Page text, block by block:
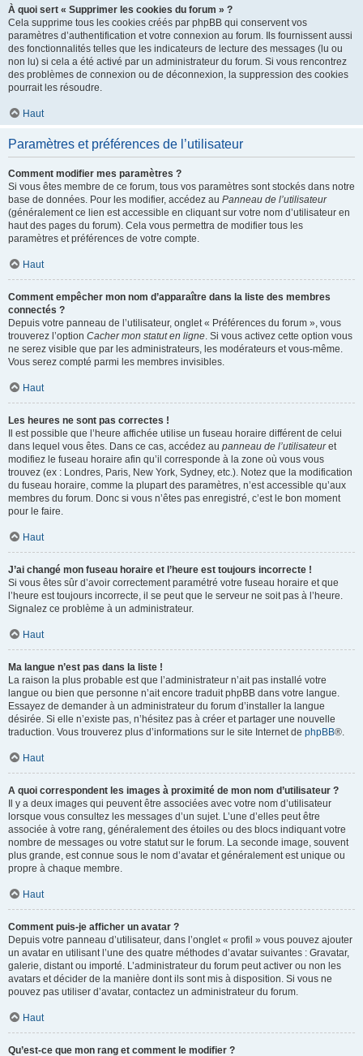
À quoi sert « Supprimer les cookies du forum » ?
Cela supprime tous les cookies créés par phpBB qui conservent vos
paramètres d’authentification et votre connexion au forum. Ils fournissent aussi
des fonctionnalités telles que les indicateurs de lecture des messages (lu ou
non lu) si cela a été activé par un administrateur du forum. Si vous rencontrez
des problèmes de connexion ou de déconnexion, la suppression des cookies
pourrait les résoudre.
Haut
Paramètres et préférences de l’utilisateur
Comment modifier mes paramètres ?
Si vous êtes membre de ce forum, tous vos paramètres sont stockés dans notre
base de données. Pour les modifier, accédez au Panneau de l’utilisateur
(généralement ce lien est accessible en cliquant sur votre nom d’utilisateur en
haut des pages du forum). Cela vous permettra de modifier tous les
paramètres et préférences de votre compte.
Haut
Comment empêcher mon nom d’apparaître dans la liste des membres
connectés ?
Depuis votre panneau de l’utilisateur, onglet « Préférences du forum », vous
trouverez l’option Cacher mon statut en ligne. Si vous activez cette option vous
ne serez visible que par les administrateurs, les modérateurs et vous-même.
Vous serez compté parmi les membres invisibles.
Haut
Les heures ne sont pas correctes !
Il est possible que l’heure affichée utilise un fuseau horaire différent de celui
dans lequel vous êtes. Dans ce cas, accédez au panneau de l’utilisateuret
modifiez le fuseau horaire afin qu’il corresponde à la zone où vous vous
trouvez (ex : Londres, Paris, New York, Sydney, etc.). Notez que la modification
du fuseau horaire, comme la plupart des paramètres, n’est accessible qu’aux
membres du forum. Donc si vous n’êtes pas enregistré, c’est le bon moment
pour le faire.
Haut
J’ai changé mon fuseau horaire et l’heure est toujours incorrecte !
Si vous êtes sûr d’avoir correctement paramétré votre fuseau horaire et que
l’heure est toujours incorrecte, il se peut que le serveur ne soit pas à l’heure.
Signalez ce problème à un administrateur.
Haut
Ma langue n’est pas dans la liste !
La raison la plus probable est que l’administrateur n’ait pas installé votre
langue ou bien que personne n’ait encore traduit phpBB dans votre langue.
Essayez de demander à un administrateur du forum d’installer la langue
désirée. Si elle n’existe pas, n’hésitez pas à créer et partager une nouvelle
traduction. Vous trouverez plus d’informations sur le site Internet de phpBB®.
Haut
A quoi correspondent les images à proximité de mon nom d’utilisateur ?
Il y a deux images qui peuvent être associées avec votre nom d’utilisateur
lorsque vous consultez les messages d’un sujet. L’une d’elles peut être
associée à votre rang, généralement des étoiles ou des blocs indiquant votre
nombre de messages ou votre statut sur le forum. La seconde image, souvent
plus grande, est connue sous le nom d’avatar et généralement est unique ou
propre à chaque membre.
Haut
Comment puis-je afficher un avatar ?
Depuis votre panneau d’utilisateur, dans l’onglet « profil » vous pouvez ajouter
un avatar en utilisant l’une des quatre méthodes d’avatar suivantes : Gravatar,
galerie, distant ou importé. L’administrateur du forum peut activer ou non les
avatars et décider de la manière dont ils sont mis à disposition. Si vous ne
pouvez pas utiliser d’avatar, contactez un administrateur du forum.
Haut
Qu’est-ce que mon rang et comment le modifier ?